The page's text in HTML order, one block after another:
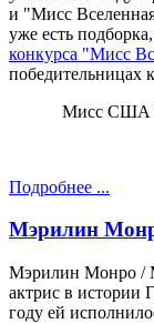
и "Мисс
уже есть
конкурса "Мисс
Мисс США
Подробнее ...
Мэрилин
Мэрилин Монро /
актрис в истории
году ей